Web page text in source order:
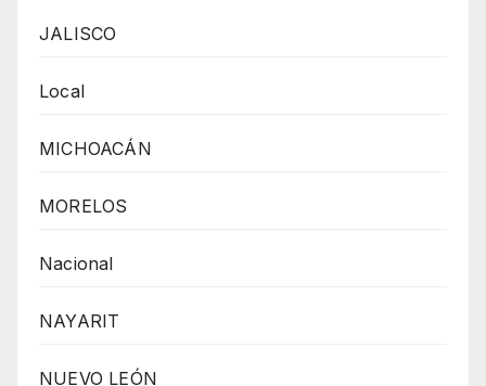
JALISCO
Local
MICHOACÁN
MORELOS
Nacional
NAYARIT
NUEVO LEÓN